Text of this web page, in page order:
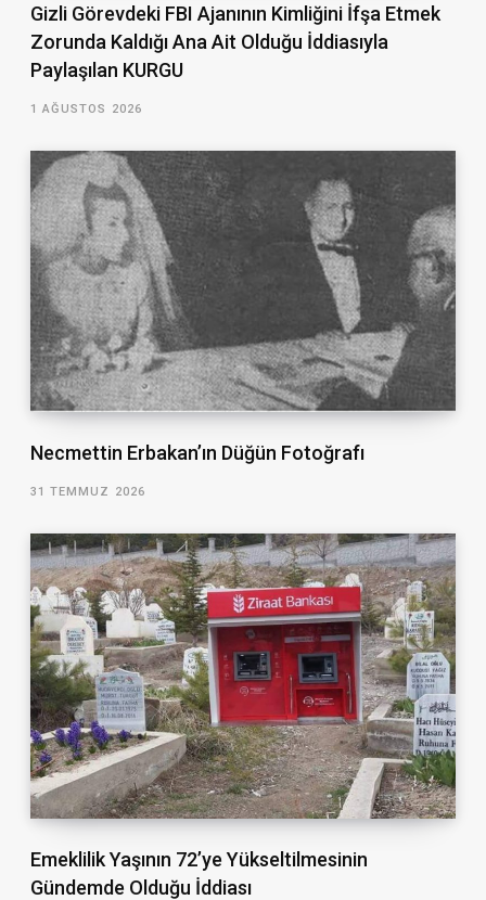
Gizli Görevdeki FBI Ajanının Kimliğini İfşa Etmek
Zorunda Kaldığı Ana Ait Olduğu İddiasıyla
Paylaşılan KURGU
1 AĞUSTOS 2026
Necmettin Erbakan’ın Düğün Fotoğrafı
31 TEMMUZ 2026
Emeklilik Yaşının 72’ye Yükseltilmesinin
Gündemde Olduğu İddiası